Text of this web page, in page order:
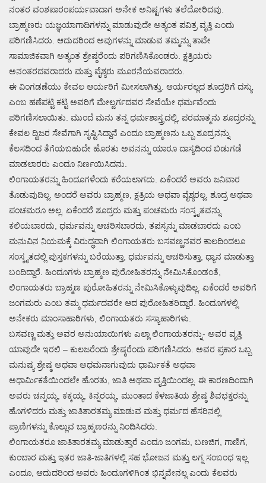
ನಂತರ ವಂಶಪಾರಂಪರ್ಯವಾದಾಗ ಅನೇಕ ಅನಿಷ್ಟಗಳು ತಲೆದೋರಿದವು.
ಬ್ರಾಹ್ಮಣರು ಯಜ್ಞಯಾಗಾದಿಗಳನ್ನು ಮಾಡುವುದೇ ಅತ್ಯಂತ ಪವಿತ್ರ ವೃತ್ತಿ ಎಂದು
ಪರಿಗಣಿಸಿದರು. ಆದುದರಿಂದ ಅವುಗಳನ್ನು ಮಾಡುವ ತಮ್ಮನ್ನು ತಾವೇ
ಸಾಮಾಜಿಕವಾಗಿ ಅತ್ಯಂತ ಶ್ರೇಷ್ಠರೆಂದು ಪರಿಗಣಿಸಿಕೊಂಡರು. ಕ್ಷತ್ರಿಯರು
ಅನಂತರದವರಾದರು ಮತ್ತು ವೈಶ್ಯರು ಮೂರನೆಯವರಾದರು.
ಈ ವಿಂಗಡಣೆಯು ಕೇವಲ ಆರ್ಯರಿಗೆ ಮೀಸಲಾಗಿತ್ತು. ಆರ್ಯರಲ್ಲದ ಶೂದ್ರರಿಗೆ ದಸ್ಯು
ಎಂಬ ಹಣೆಪಟ್ಟಿ ಕಟ್ಟಿ ಅವರಿಗೆ ಮೇಲ್ವರ್ಗದವರ ಸೇವೆಯೇ ಧರ್ಮವೆಂದು
ಪರಿಗಣಿಸಲಾಯಿತು. ಮುಂದೆ ಮನು ತನ್ನ ಧರ್ಮಶಾಸ್ತ್ರದಲ್ಲಿ, ಪರಮಾತ್ಮನು ಶೂದ್ರರನ್ನು
ಕೇವಲ ದ್ವಿಜರ ಸೇವೆಗಾಗಿ ಸೃಷ್ಟಿಸಿದ್ದಾನೆ ಎಂದೂ ಬ್ರಾಹ್ಮಣನು ಒಬ್ಬ ಶೂದ್ರನನ್ನು
ಕೆಲಸದಿಂದ ತೆಗೆಯಬಹುದೇ ಹೊರತು ಅವನನ್ನು ಯಾರೂ ದಾಸ್ಯದಿಂದ ಬಿಡುಗಡೆ
ಮಾಡಲಾರರು ಎಂದೂ ನಿರ್ಣಯಿಸಿದನು.
ಲಿಂಗಾಯತರನ್ನು ಹಿಂದೂಗಳೆಂದು ಕರೆಯಲಾಗದು. ಏಕೆಂದರೆ ಅವರು ಜನಿವಾರ
ತೊಡುವುದಿಲ್ಲ. ಅಂದರೆ ಅವರು ಬ್ರಾಹ್ಮಣ, ಕ್ಷತ್ರಿಯ ಅಥವಾ ವೈಶ್ಯರಲ್ಲ. ಶೂದ್ರ ಅಥವಾ
ಪಂಚಮರೂ ಅಲ್ಲ. ಏಕೆಂದರೆ ಶೂದ್ರರು ಮತ್ತು ಪಂಚಮರು ಸಂಸ್ಕೃತವನ್ನು
ಕಲಿಯಬಾರದು, ಧರ್ಮವನ್ನು ಆಚರಿಸಬಾರದು, ತಪಸ್ಸನ್ನು ಮಾಡಬಾರದು ಎಂಬ
ಮನುವಿನ ನಿಯಮಕ್ಕೆ ವಿರುದ್ಧವಾಗಿ ಲಿಂಗಾಯತರು ಬಸವಣ್ಣನವರ ಕಾಲದಿಂದಲೂ
ಸಂಸ್ಕೃತದಲ್ಲಿ ಪುಸ್ತಕಗಳನ್ನು ಬರೆಯುತ್ತಾ, ಧರ್ಮವನ್ನು ಆಚರಿಸುತ್ತಾ, ಧ್ಯಾನ ಮಾಡುತ್ತಾ
ಬಂದಿದ್ದಾರೆ. ಹಿಂದೂಗಳು ಬ್ರಾಹ್ಮಣ ಪುರೋಹಿತರನ್ನು ನೇಮಿಸಿಕೊಂಡಂತೆ,
ಲಿಂಗಾಯತರು ಬ್ರಾಹ್ಮಣ ಪುರೋಹಿತರನ್ನು ನೇಮಿಸಿಕೊಳ್ಳುವುದಿಲ್ಲ. ಏಕೆಂದರೆ ಅವರಿಗೆ
ಜಂಗಮರು ಎಂಬ ತಮ್ಮ ಧರ್ಮದವರೇ ಆದ ಪುರೋಹಿತರಿದ್ದಾರೆ. ಹಿಂದೂಗಳಲ್ಲಿ
ಅನೇಕರು ಮಾಂಸಾಹಾರಿಗಳು, ಲಿಂಗಾಯತರು ಸಸ್ಯಾಹಾರಿಗಳು.
ಬಸವಣ್ಣ ಮತ್ತು ಅವರ ಅನುಯಾಯಿಗಳು ಎಲ್ಲಾ ಲಿಂಗಾಯತರನ್ನು- ಅವರ ವೃತ್ತಿ
ಯಾವುದೇ ಇರಲಿ – ಕುಲಜರೆಂದು ಶ್ರೇಷ್ಠರೆಂದು ಪರಿಗಣಿಸಿದರು. ಅವರ ಪ್ರಕಾರ ಒಬ್ಬ
ಮನುಷ್ಯ ಶ್ರೇಷ್ಠ ಅಥವಾ ಅಧಮನಾಗುವುದು ಧಾರ್ಮಿಕತೆ ಅಥವಾ
ಅಧಾರ್ಮಿಕತೆಯಿಂದಲೇ ಹೊರತು, ಜಾತಿ ಅಥವಾ ವೃತ್ತಿಯಿಂದಲ್ಲ. ಈ ಕಾರಣದಿಂದಾಗಿ
ಅವರು ಚನ್ನಯ್ಯ, ಕಕ್ಕಯ್ಯ, ಕಿನ್ನರಯ್ಯ, ಮುಂತಾದ ಕೆಳಜಾತಿಯ ಶ್ರೇಷ್ಠ ಶಿವಭಕ್ತರನ್ನು
ಹೊಗಳಿದರು ಮತ್ತು ಜಾತಿತಾರತಮ್ಯ ಮಾಡುವ ಮತ್ತು ಧರ್ಮದ ಹೆಸರಿನಲ್ಲಿ
ಪ್ರಾಣಿಗಳನ್ನು ಕೊಲ್ಲುವ ಬ್ರಾಹ್ಮಣರನ್ನು ನಿಂದಿಸಿದರು.
ಲಿಂಗಾಯತರೂ ಜಾತಿತಾರತಮ್ಯ ಮಾಡುತ್ತಾರೆ ಎಂದೂ ಜಂಗಮ, ಬಣಜಿಗ, ಗಾಣಿಗ,
ಕುಂಬಾರ ಮತ್ತು ಇತರ ಜಾತಿ-ಜಾತಿಗಳಲ್ಲಿ ಸಹ ಭೋಜನ ಮತ್ತು ಲಗ್ನ ಸಂಬಂಧ ಇಲ್ಲ
ಎಂದೂ, ಆದುದರಿಂದ ಅವರು ಹಿಂದೂಗಳಿಗಿಂತ ಭಿನ್ನವೇನಲ್ಲ ಎಂದು ಕೆಲವರು